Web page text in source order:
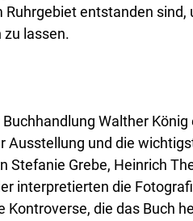
entstanden sind,
zu lassen.
Walther
Ausstellung und die
Grebe, Heinrich
interpretierten die
Kontroverse, die das Buch